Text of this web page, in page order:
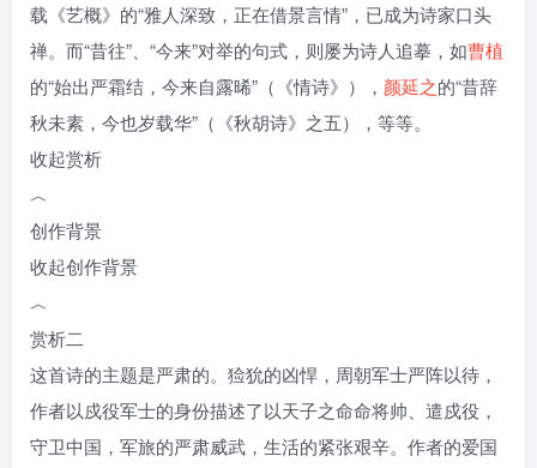
载《艺概》的“雅人深致，正在借景言情”，已成为诗家口头
禅。而“昔往”、“今来”对举的句式，则屡为诗人追摹，如曹植
的“始出严霜结，今来自露晞”（《情诗》）， 颜延之的“昔辞
秋未素，今也岁载华”（《秋胡诗》之五），等等。
收起赏析
︿
创作背景
收起创作背景
︿
赏析二
这首诗的主题是严肃的。猃狁的凶悍，周朝军士严阵以待，
作者以戍役军士的身份描述了以天子之命命将帅、遣戍役，
守卫中国，军旅的严肃威武，生活的紧张艰辛。作者的爱国